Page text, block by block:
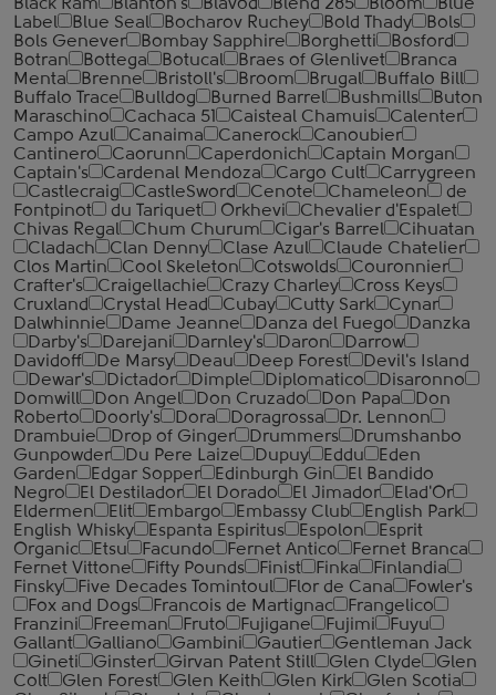
Black Ram
Blanton's Blavod Blend 285 Bloom
Blue
Label
Blue Seal Bocharov Ruchey Bold Thady
Bols
Bols Genever
Bombay Sapphire Borghetti
Bosford
Botran
Bottega Botucal Braes of Glenlivet
Branca
Menta
Brenne Bristoll's Broom Brugal
Buffalo Bill
Buffalo Trace
Bulldog Burned Barrel Bushmills
Buton
Maraschino
Cachaca 51 Caisteal Chamuis
Calenter
Campo Azul
Canaima Canerock
Canoubier
Cantinero
Caorunn Caperdonich
Captain Morgan
Captain's
Cardenal Mendoza Cargo Cult
Carrygreen
Castlecraig
CastleSword Cenote Chameleon
de
Fontpinot
du Tariquet Orkhevi
Chevalier d'Espalet
Chivas Regal
Chum Churum Cigar's Barrel
Cihuatan
Cladach
Clan Denny Clase Azul
Claude Chatelier
Clos Martin
Cool Skeleton Cotswolds
Couronnier
Crafter's
Craigellachie Crazy Charley
Cross Keys
Cruxland
Crystal Head Cubay Cutty Sark
Cynar
Dalwhinnie
Dame Jeanne Danza del Fuego
Danzka
Darby's
Darejani Darnley's Daron
Darrow
Davidoff
De Marsy Deau Deep Forest
Devil's Island
Dewar's
Dictador Dimple Diplomatico
Disaronno
Domwill
Don Angel Don Cruzado Don Papa
Don
Roberto
Doorly's Dora Doragrossa
Dr. Lennon
Drambuie
Drop of Ginger Drummers
Drumshanbo
Gunpowder
Du Pere Laize Dupuy Eddu
Eden
Garden
Edgar Sopper Edinburgh Gin
El Bandido
Negro
El Destilador El Dorado El Jimador
Elad'Or
Eldermen
Elit Embargo Embassy Club
English Park
English Whisky
Espanta Espiritus Espolon
Esprit
Organic
Etsu Facundo Fernet Antico
Fernet Branca
Fernet Vittone
Fifty Pounds Finist Finka
Finlandia
Finsky
Five Decades Tomintoul Flor de Cana
Fowler's
Fox and Dogs
Francois de Martignac
Frangelico
Franzini
Freeman Fruto Fujigane Fujimi
Fuyu
Gallant
Galliano Gambini Gautier
Gentleman Jack
Gineti
Ginster Girvan Patent Still Glen Clyde
Glen
Colt
Glen Forest Glen Keith Glen Kirk
Glen Scotia